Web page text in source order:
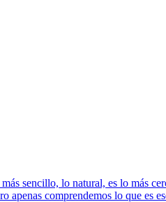
sencillo, lo natural, es lo más
apenas comprendemos lo que es